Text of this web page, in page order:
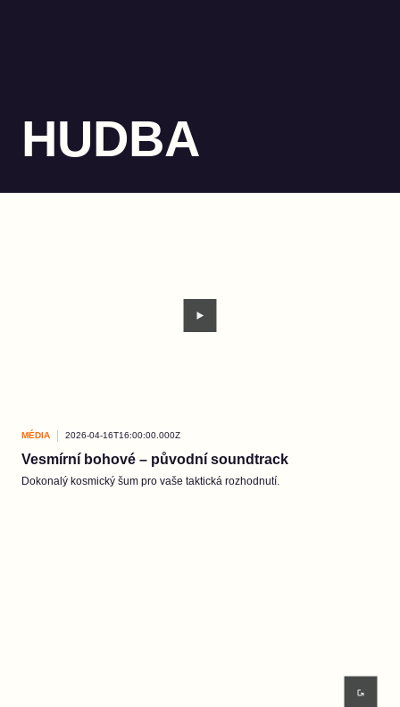
HUDBA
MÉDIA 2026-04-16T16:00:00.000Z
Vesmírní bohové – původní soundtrack
Dokonalý kosmický šum pro vaše taktická rozhodnutí.